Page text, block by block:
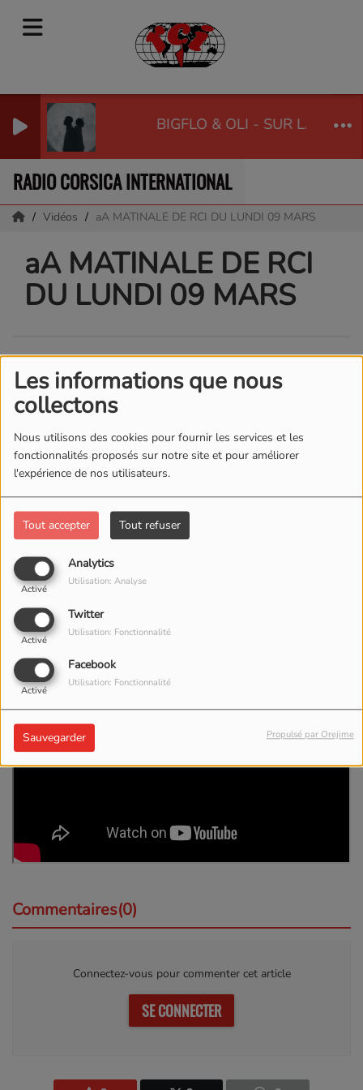
Les informations que nous
collectons
Nous utilisons des cookies pour fournir les services et les
fonctionnalités proposés sur notre site et pour améliorer
l'expérience de nos utilisateurs.
Tout accepter Tout refuser
Analytics
Activé
Utilisation: Analyse
Twitter
Activé
Utilisation: Fonctionnalité
Facebook
Activé
Utilisation: Fonctionnalité
Sauvegarder Propulsé par Orejime
BIGFLO & OLI - SUR LA LUNE
RADIO CORSICA INTERNATIONAL
Vidéos aA MATINALE DE RCI DU LUNDI 09 MARS
aA MATINALE DE RCI
DU LUNDI 09 MARS
09 MARS 2026
Commentaires(0)
Connectez-vous pour commenter cet article
SE CONNECTER